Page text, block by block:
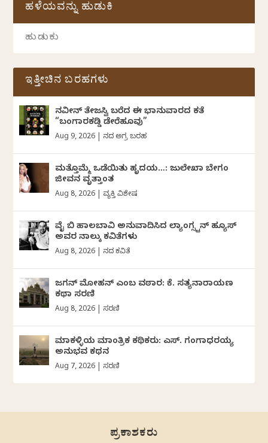
ಹಳೆಯವನ್ನು ಹುಡುಕಿ
ಇತ್ತೀಚಿನ ಬರಹಗಳು
ನವೀನ್‌ ತೇಜಸ್ವಿ ಬರೆದ ಈ ಭಾನುವಾರದ ಕತೆ
“ಬಂಗಾರಕಡ್ಡಿ ಡೇರೆಹೂವು”
Aug 9, 2026 ದಿನದ ಅಗ್ರ ಬರಹ
ಮತ್ತೊಮ್ಮೆ ಒಡೆಯಿತು ಹೃದಯ…: ಜುಲೇಖಾ ಬೇಗಂ
ಜೀವನ ವೃತ್ತಾಂತ
Aug 8, 2026 ವ್ಯಕ್ತಿ ವಿಶೇಷ
ವೈ ಬಿ ಹಾಲಬಾವಿ ಅನುವಾದಿಸಿದ ಲ್ಯಾಂಗ್ಸ್ಟನ್ ಹ್ಯೂಸ್
ಅವರ ನಾಲ್ಕು ಕವಿತೆಗಳು
Aug 8, 2026 ದಿನದ ಕವಿತೆ
ಜಗನ್‌ ಮೋಹನ್‌ ಎಂಬ ವಠಾರ: ಕೆ. ಸತ್ಯನಾರಾಯಣ
ಕಥಾ ಸರಣಿ
Aug 8, 2026 ಸರಣಿ
ಮಾಕಳ್ಳಿಯ ಮಾಂತ್ರಿಕ ಕಥಿಕರು: ಎಸ್. ಗಂಗಾಧರಯ್ಯ
ಅನುಭವ ಕಥನ
Aug 7, 2026 ಸರಣಿ
ಪ್ರಕಾಶಕರು